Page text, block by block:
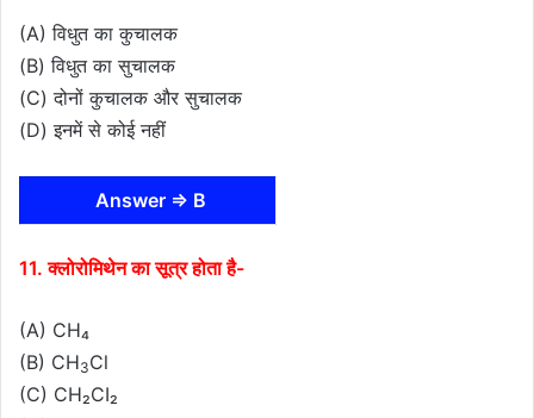
(A) विधुत का कुचालक
(B) विधुत का सुचालक
(C) दोनों कुचालक और सुचालक
(D) इनमें से कोई नहीं
Answer ⇒ B
11. क्लोरोमिथेन का सूत्र होता है-
(A) CH₄
(B) CH3Cl
(C) CH₂CI₂